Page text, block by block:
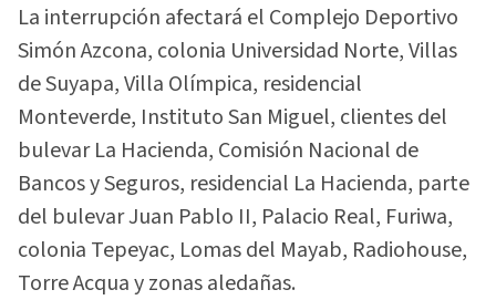
La interrupción afectará el Complejo Deportivo
Simón Azcona, colonia Universidad Norte, Villas
de Suyapa, Villa Olímpica, residencial
Monteverde, Instituto San Miguel, clientes del
bulevar La Hacienda, Comisión Nacional de
Bancos y Seguros, residencial La Hacienda, parte
del bulevar Juan Pablo II, Palacio Real, Furiwa,
colonia Tepeyac, Lomas del Mayab, Radiohouse,
Torre Acqua y zonas aledañas.